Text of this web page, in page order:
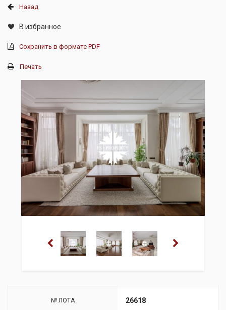
Назад
В избранное
Сохранить в формате PDF
Печать
№ ЛОТА 26618